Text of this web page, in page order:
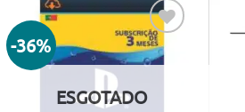
-36%
Adicionar
aos meus
ESGOTADO